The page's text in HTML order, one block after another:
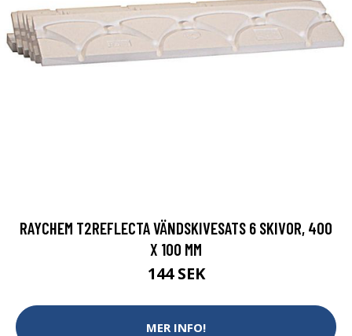
RAYCHEM T2REFLECTA VÄNDSKIVESATS 6 SKIVOR, 400
X 100 MM
144 SEK
MER INFO!